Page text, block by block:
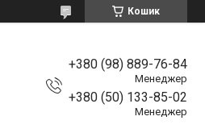
Кошик
+380 (98) 889-76-84
Менеджер
+380 (50) 133-85-02
Менеджер